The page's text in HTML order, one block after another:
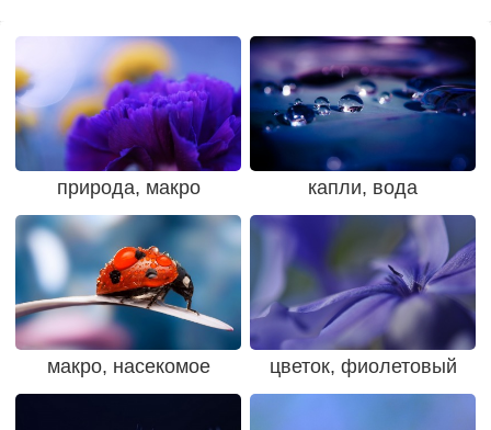
природа, макро капли, вода
макро, насекомое цветок, фиолетовый